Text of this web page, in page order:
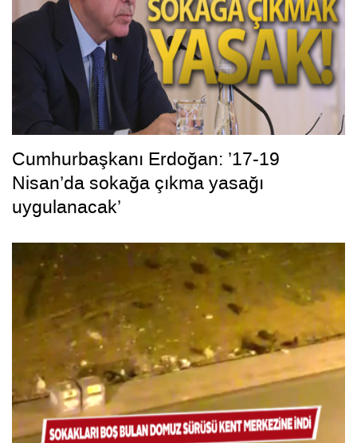
Cumhurbaşkanı Erdoğan: ’17-19
Nisan’da sokağa çıkma yasağı
uygulanacak’